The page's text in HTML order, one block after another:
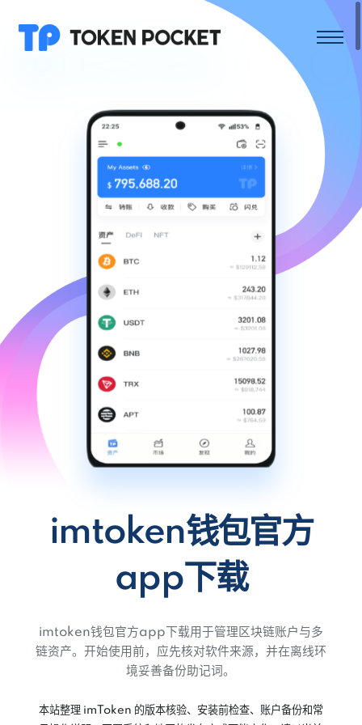
imtoken钱包官方
app下载
imtoken钱包官方app下载用于管理区块链账户与多
链资产。开始使用前，应先核对软件来源，并在离线环
境妥善备份助记词。
本站整理 imToken 的版本核验、安装前检查、账户备份和常